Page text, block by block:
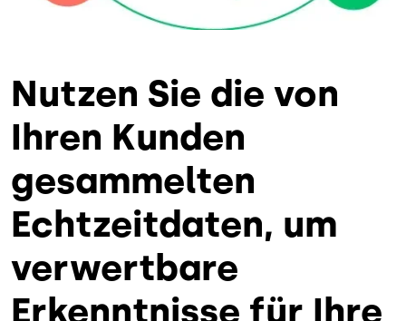
Nutzen Sie die von
Ihren Kunden
gesammelten
Echtzeitdaten, um
verwertbare
Erkenntnisse für Ihre